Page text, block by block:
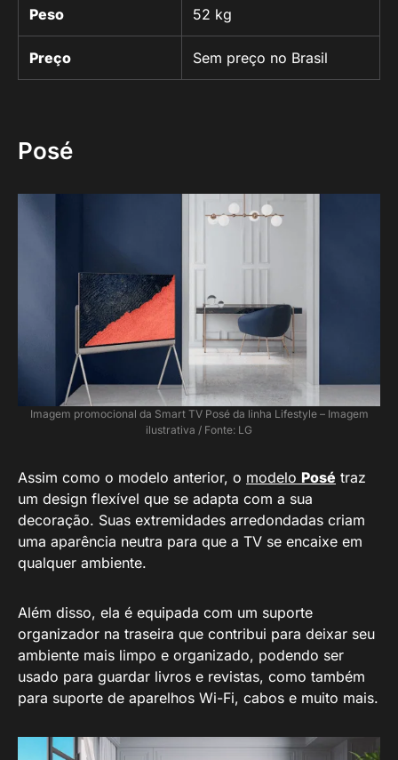
Peso 52 kg
Preço Sem preço no Brasil
Posé
Imagem promocional da Smart TV Posé da linha Lifestyle – Imagem
ilustrativa / Fonte: LG
Assim como o modelo anterior, o modelo Posé traz
um design flexível que se adapta com a sua
decoração. Suas extremidades arredondadas criam
uma aparência neutra para que a TV se encaixe em
qualquer ambiente.
Além disso, ela é equipada com um suporte
organizador na traseira que contribui para deixar seu
ambiente mais limpo e organizado, podendo ser
usado para guardar livros e revistas, como também
para suporte de aparelhos Wi-Fi, cabos e muito mais.